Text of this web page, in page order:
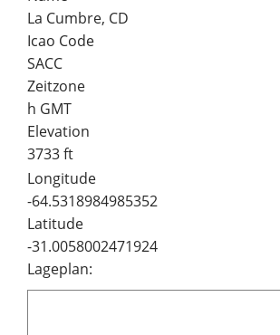
La Cumbre, CD
Icao Code
SACC
Zeitzone
h GMT
Elevation
3733 ft
Longitude
-64.5318984985352
Latitude
-31.0058002471924
Lageplan: